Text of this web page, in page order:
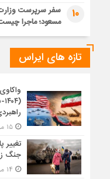
10
سفر سرپرست وزارت
مسعود؛ ماجرا
تازه های ایراس
۱۵ مرداد ۱۴۰۵ - ۱۴:۲۰
تغییر
جنگ